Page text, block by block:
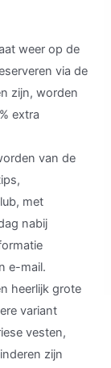
weer op de
via de
zijn, worden
extra
van de
met
nabij
e-mail.
heerlijk grote
variant
vesten,
zijn